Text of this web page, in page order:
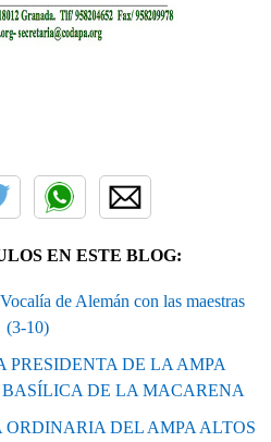
EN ESTE BLOG:
de Alemán con las maestras
(3-10)
DE LA AMPA
DE LA MACARENA
DEL AMPA ALTOS